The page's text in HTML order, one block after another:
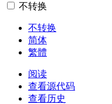
不转换
不转换
简体
繁體
阅读
查看源代码
查看历史